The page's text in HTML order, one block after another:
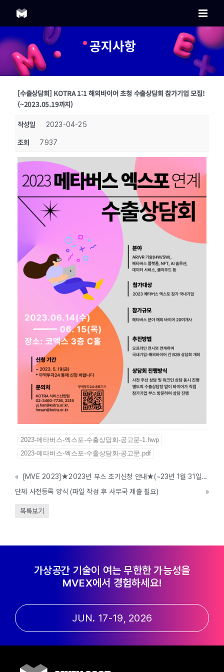
content
공지사항
[수출상담회] KOTRA 1:1 해외바이어 초청 수출상담회 참가기업 모집!
(~2023.05.19까지)
작성일 2023-04-25
조회 7937
2023-메타버스-엑스포-수출상담회-공고문-1.hwp
2023-메타버스-엑스포-수출상담회-공고문.pdf
«
[MVE 2023]★2023년 부스 조기신청 안내★(~23년 1월 31일까지)
단체 사전등록 양식 (파일 작성 후 사무국 제출 필요)
»
목록보기
가상공간 기술이 여는 무한한 가능성을
MVEX에서 경험하세요!
JUN. 17-19, 2026